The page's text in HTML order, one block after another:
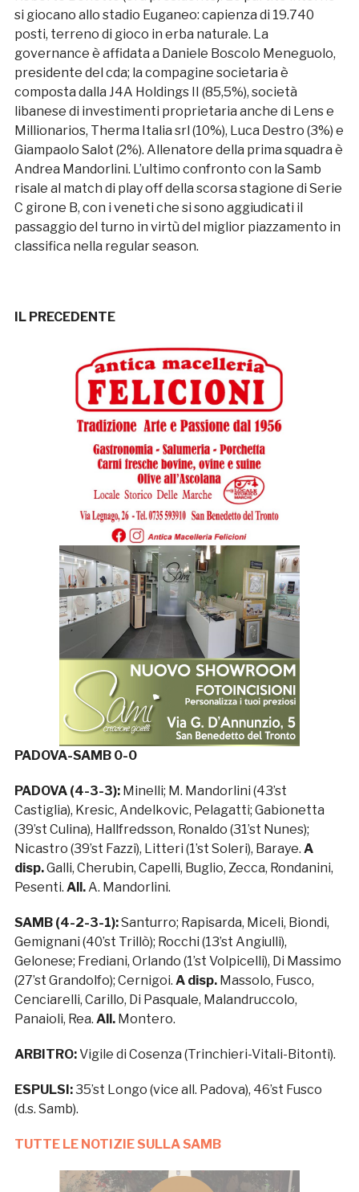
si giocano allo stadio Euganeo: capienza di 19.740
posti, terreno di gioco in erba naturale. La
governance è affidata a Daniele Boscolo Meneguolo,
presidente del cda; la compagine societaria è
composta dalla J4A Holdings II (85,5%), società
libanese di investimenti proprietaria anche di Lens e
Millionarios, Therma Italia srl (10%), Luca Destro (3%) e
Giampaolo Salot (2%). Allenatore della prima squadra è
Andrea Mandorlini. L’ultimo confronto con la Samb
risale al match di play off della scorsa stagione di Serie
C girone B, con i veneti che si sono aggiudicati il
passaggio del turno in virtù del miglior piazzamento in
classifica nella regular season.
IL PRECEDENTE
PADOVA-SAMB 0-0
PADOVA (4-3-3): Minelli; M. Mandorlini (43’st
Castiglia), Kresic, Andelkovic, Pelagatti; Gabionetta
(39’st Culina), Hallfredsson, Ronaldo (31’st Nunes);
Nicastro (39’st Fazzi), Litteri (1’st Soleri), Baraye. A
disp.Galli, Cherubin, Capelli, Buglio, Zecca, Rondanini,
Pesenti. All.A. Mandorlini.
SAMB (4-2-3-1):Santurro; Rapisarda, Miceli, Biondi,
Gemignani (40’st Trillò); Rocchi (13’st Angiulli),
Gelonese; Frediani, Orlando (1’st Volpicelli), Di Massimo
(27’st Grandolfo); Cernigoi. A disp.Massolo, Fusco,
Cenciarelli, Carillo, Di Pasquale, Malandruccolo,
Panaioli, Rea. All.Montero.
ARBITRO:Vigile di Cosenza (Trinchieri-Vitali-Bitonti).
ESPULSI:35’st Longo (vice all. Padova), 46’st Fusco
(d.s. Samb).
TUTTE LE NOTIZIE SULLA SAMB